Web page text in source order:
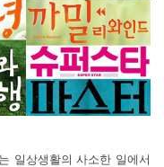
일상생활의 사소한 일에서